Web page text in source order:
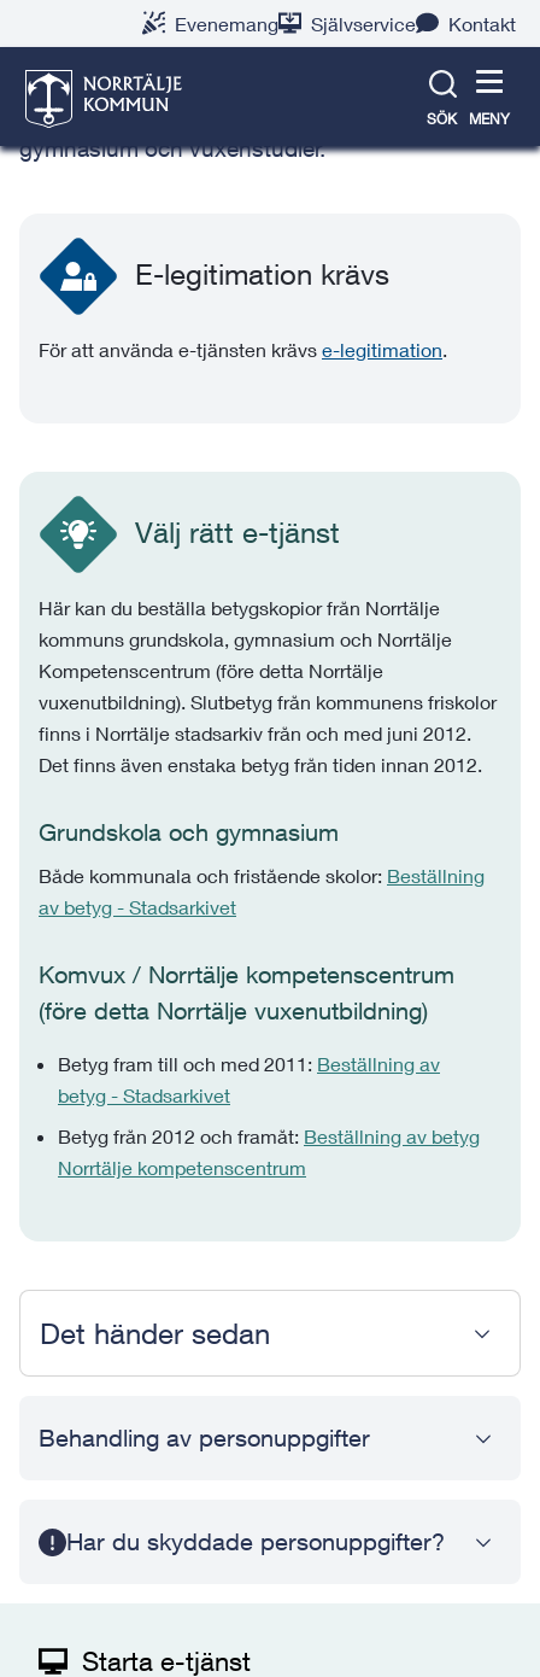
Evenemang Självservice Kontakt
SÖK MENY
Betygskopia
Här beställer du betygskopia från grundskola,
gymnasium och vuxenstudier.
E-legitimation krävs
För att använda e-tjänsten krävs e-legitimation.
Välj rätt e-tjänst
Här kan du beställa betygskopior från Norrtälje
kommuns grundskola, gymnasium och Norrtälje
Kompetenscentrum (före detta Norrtälje
vuxenutbildning). Slutbetyg från kommunens friskolor
finns i Norrtälje stadsarkiv från och med juni 2012.
Det finns även enstaka betyg från tiden innan 2012.
Grundskola och gymnasium
Både kommunala och fristående skolor: Beställning
av betyg - Stadsarkivet
Komvux / Norrtälje kompetenscentrum
(före detta Norrtälje vuxenutbildning)
Betyg fram till och med 2011: Beställning av
betyg - Stadsarkivet
Betyg från 2012 och framåt: Beställning av betyg
Norrtälje kompetenscentrum
Det händer sedan
Behandling av personuppgifter
Har du skyddade personuppgifter?
Starta e-tjänst